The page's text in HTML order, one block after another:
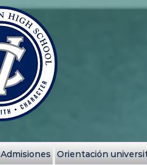
Admisiones Orientación